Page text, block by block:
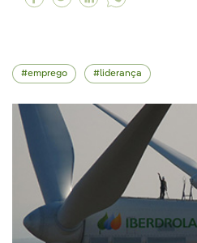
emprego liderança